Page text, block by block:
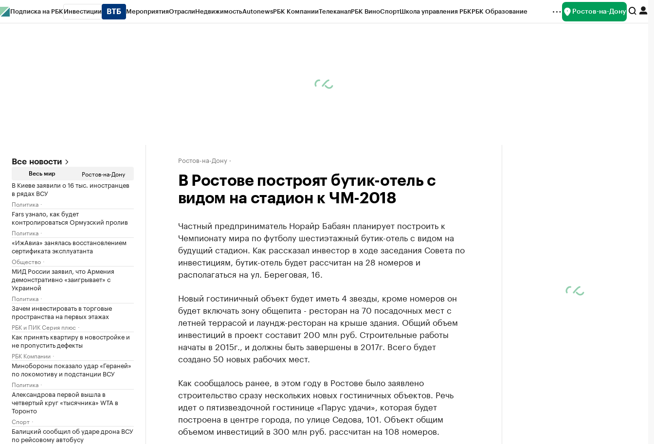
Подписка на РБК Инвестиции МероприятияОтраслиНедвижимостьAutonewsРБК КомпанииТелеканалРБК ВиноСпортШкола управления РБКРБК Образование Ростов-на-Дону
Все новости
Весь мир Ростов-на-Дону
В Киеве заявили о 16 тыс. иностранцев
в рядах ВСУ
Политика
Fars узнало, как будет
контролироваться Ормузский пролив
Политика
«ИжАвиа» занялась восстановлением
сертификата эксплуатанта
Общество
МИД России заявил, что Армения
демонстративно «заигрывает» с
Украиной
Политика
Зачем инвестировать в торговые
пространства на первых этажах
РБК и ПИК Серия плюс
Как принять квартиру в новостройке и
не пропустить дефекты
РБК Компании
Минобороны показало удар «Гераней»
по локомотиву и подстанции ВСУ
Политика
Александрова первой вышла в
четвертый круг «тысячника» WTA в
Торонто
Спорт
Балицкий сообщил об ударе дрона ВСУ
по рейсовому автобусу
Ростов-на-Дону
В Ростове построят бутик-отель с
видом на стадион к ЧМ-2018
Частный предприниматель Норайр Бабаян планирует построить к
Чемпионату мира по футболу шестиэтажный бутик-отель с видом на
будущий стадион. Как рассказал инвестор в ходе заседания Совета по
инвестициям, бутик-отель будет рассчитан на 28 номеров и
располагаться на ул. Береговая, 16.
Новый гостиничный объект будет иметь 4 звезды, кроме номеров он
будет включать зону общепита - ресторан на 70 посадочных мест с
летней террасой и лаундж-ресторан на крыше здания. Общий объем
инвестиций в проект составит 200 млн руб. Строительные работы
начаты в 2015г., и должны быть завершены в 2017г. Всего будет
создано 50 новых рабочих мест.
Как сообщалось ранее, в этом году в Ростове было заявлено
строительство сразу нескольких новых гостиничных объектов. Речь
идет о пятизвездочной гостинице «Парус удачи», которая будет
построена в центре города, по улице Седова, 101. Объект общим
объемом инвестиций в 300 млн руб. рассчитан на 108 номеров.